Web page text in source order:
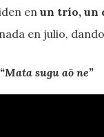
en un trío, un
en julio,
“Mata sugu aō ne”